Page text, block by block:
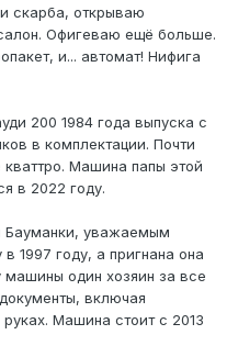
скарба, открываю
Офигеваю ещё больше.
и... автомат! Нифига
200 1984 года выпуска с
в комплектации. Почти
кваттро. Машина папы этой
в 2022 году.
Бауманки, уважаемым
1997 году, а пригнана она
один хозяин за все
включая
Машина стоит с 2013